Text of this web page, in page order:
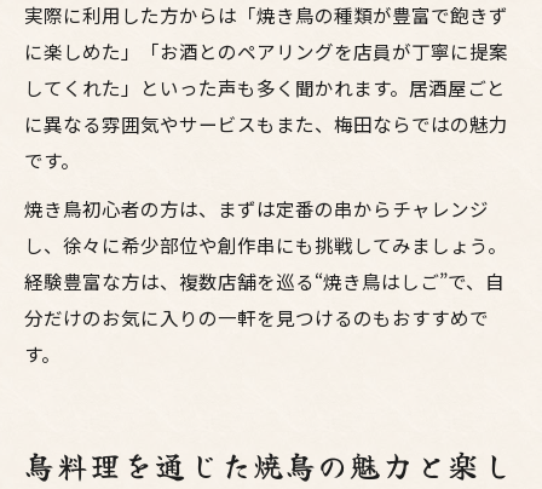
実際に利用した方からは「焼き鳥の種類が豊富で飽きず
に楽しめた」「お酒とのペアリングを店員が丁寧に提案
してくれた」といった声も多く聞かれます。居酒屋ごと
に異なる雰囲気やサービスもまた、梅田ならではの魅力
です。
焼き鳥初心者の方は、まずは定番の串からチャレンジ
し、徐々に希少部位や創作串にも挑戦してみましょう。
経験豊富な方は、複数店舗を巡る“焼き鳥はしご”で、自
分だけのお気に入りの一軒を見つけるのもおすすめで
す。
鳥料理を通じた焼鳥の魅力と楽し